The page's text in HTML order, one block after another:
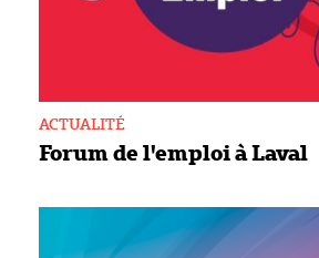
Forum de l'emploi à Laval
ACTUALITÉ